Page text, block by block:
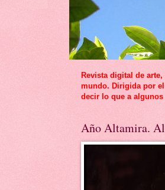
Revista digital de
mundo. Dirigida por
decir lo que a
Año Altamira.